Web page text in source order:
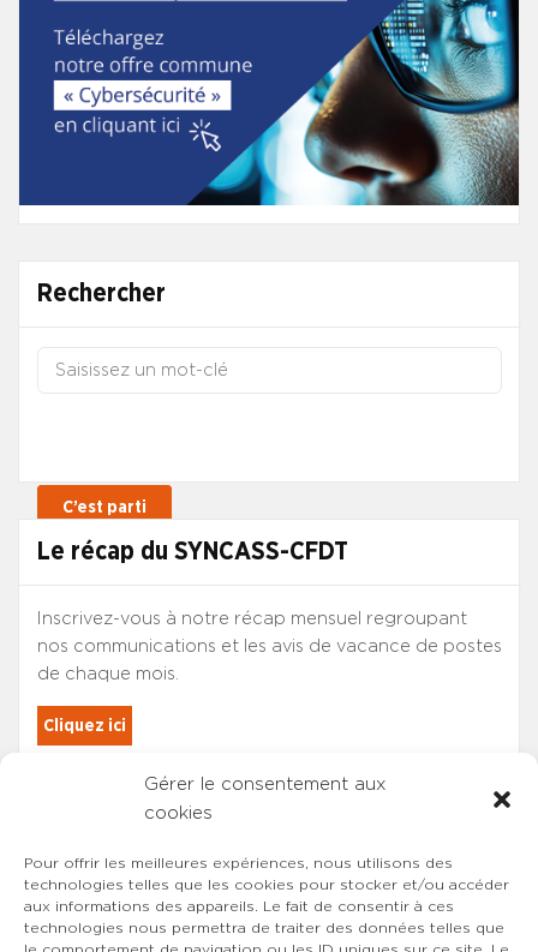
Gérer le consentement aux
cookies
Pour offrir les meilleures expériences, nous utilisons des
technologies telles que les cookies pour stocker et/ou accéder
aux informations des appareils. Le fait de consentir à ces
technologies nous permettra de traiter des données telles que
Rechercher
Le récap du SYNCASS-CFDT
Inscrivez-vous à notre récap mensuel regroupant
nos communications et les avis de vacance de postes
de chaque mois.
Cliquez ici
Les adhérents du SYNCASS-CFDT
sont automatiquement inscrits.